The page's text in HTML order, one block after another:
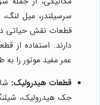
سرسیلندر، میل
قطعات نقش حیاتی
دارند. استفاده از
عمر مفید موتور را
قطعات هیدرولیک:
جک هیدرولیک،